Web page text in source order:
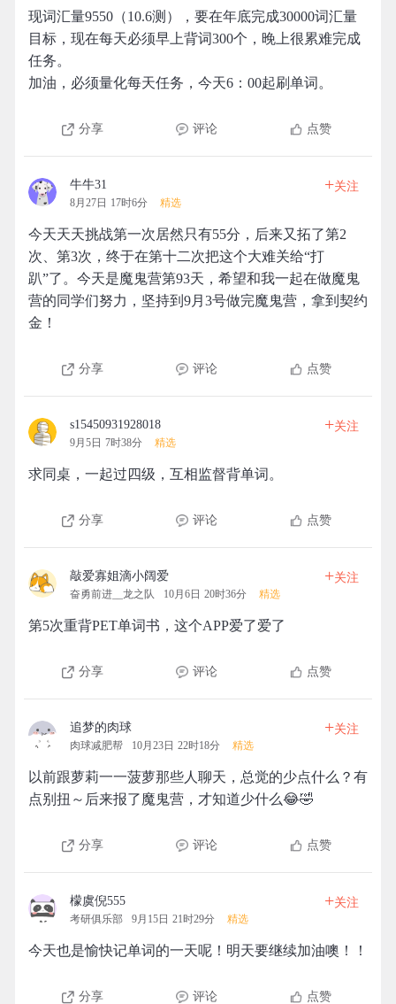
现词汇量9550（10.6测），要在年底完成30000词汇量
目标，现在每天必须早上背词300个，晚上很累难完成
任务。
加油，必须量化每天任务，今天6：00起刷单词。
分享 评论 点赞
牛牛31
8月27日 17时6分 精选
+关注
今天天天挑战第一次居然只有55分，后来又拓了第2
次、第3次，终于在第十二次把这个大难关给“打
趴”了。今天是魔鬼营第93天，希望和我一起在做魔鬼
营的同学们努力，坚持到9月3号做完魔鬼营，拿到契约
金！
分享 评论 点赞
s15450931928018
9月5日 7时38分 精选
+关注
求同桌，一起过四级，互相监督背单词。
分享 评论 点赞
敲爱寡姐滴小阔爱
奋勇前进__龙之队 10月6日 20时36分 精选
+关注
第5次重背PET单词书，这个APP爱了爱了
分享 评论 点赞
追梦的肉球
肉球减肥帮 10月23日 22时18分 精选
+关注
以前跟萝莉一一菠萝那些人聊天，总觉的少点什么？有
点别扭～后来报了魔鬼营，才知道少什么😂🤣
分享 评论 点赞
檬虞倪555
考研俱乐部 9月15日 21时29分 精选
+关注
今天也是愉快记单词的一天呢！明天要继续加油噢！！
分享 评论 点赞